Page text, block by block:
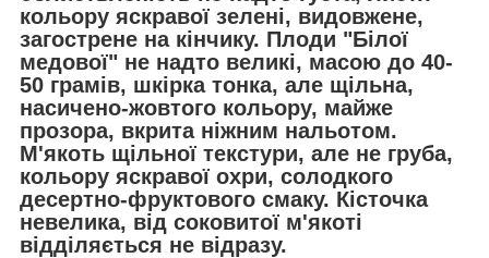
кольору яскравої зелені, видовжене,
загострене на кінчику. Плоди "Білої
медової" не надто великі, масою до 40-
50 грамів, шкірка тонка, але щільна,
насичено-жовтого кольору, майже
прозора, вкрита ніжним нальотом.
М'якоть щільної текстури, але не груба,
кольору яскравої охри, солодкого
десертно-фруктового смаку. Кісточка
невелика, від соковитої м'якоті
відділяється не відразу.